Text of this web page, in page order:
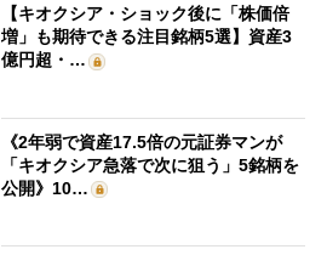
【キオクシア・ショック後に「株価倍
増」も期待できる注目銘柄5選】資産3
億円超・…
《2年弱で資産17.5倍の元証券マンが
「キオクシア急落で次に狙う」5銘柄を
公開》10…